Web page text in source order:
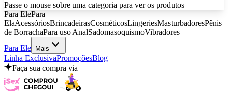
Passe o mouse sobre uma categoria para ver os produtos
Para ElePara
ElaAcessóriosBrincadeirasCosméticosLingeriesMasturbadoresPênis
de BorrachaPara uso AnalSadomasoquismoVibradores
Para Ele
Mais
Linha ExclusivaPromoçõesBlog
Faça sua compra via